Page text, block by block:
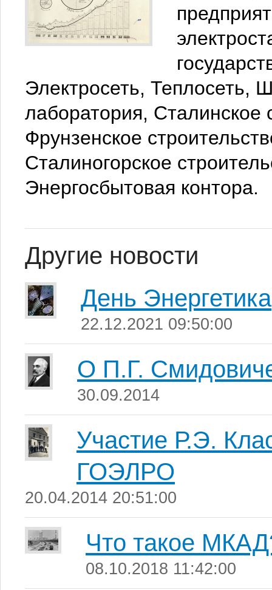
Электросеть, Теплосеть,
лаборатория,
Фрунзенское
Сталиногорское
Энергосбытовая контора.
Другие новости
День Энергетика
22.12.2021 09:50:00
О П.Г.
30.09.2014
Участие Р.Э.
ГОЭЛРО
20.04.2014 20:51:00
Что такое
08.10.2018 11:42:00